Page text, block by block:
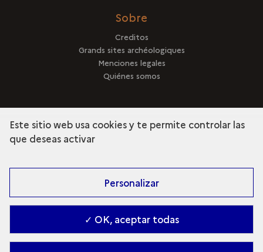
Sobre
Creditos
Grands sites archéologiques
Menciones legales
Quiénes somos
Descubra la colección
Este sitio web usa cookies y te permite controlar las
que deseas activar
Personalizar
✓ OK, aceptar todas